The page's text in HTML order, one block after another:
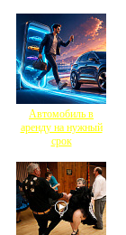
Автомобиль в
аренду на нужный
срок